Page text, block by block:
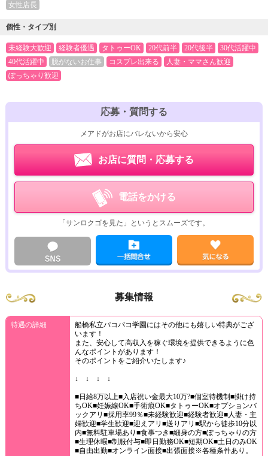
女性店長
個性・タイプ別
未経験大歓迎 経験者優遇 タトゥーOK 20代前半 20代後半
30代活躍中
40代活躍中
脱がないお仕事 コスプレ出来る
人妻・ママさん歓迎
ぽっちゃり歓迎
応募・質問する
メアドがお店にバレないから安心
お店に質問・応募する
電話をかける
「サンロクゴを見た」というとスムーズです。
募集情報
待遇の詳細
船橋私立パコパコ学園にはその他にも嬉しい特典がござ
います！
また、安心して高収入を稼ぐ環境を提供できるように色
んなポイントがあります！
そのポイントをご紹介いたします♪
↓ ↓ ↓ ↓
■日給8万以上■入店祝い金最大10万?■個室待機制■掛け持
ちOK■妊娠線OK■手術痕OK■タトゥーOK■オプションバ
ックアリ■採用率99％■未経験歓迎■経験者歓迎■人妻・主
婦歓迎■学生歓迎■迎えアリ■送りアリ■駅から徒歩10分以
内■無料駐車場あり■食事つき■細身の方■ぽっちゃりの方
■生理休暇■制服付与■即日勤務OK■短期OK■土日のみOK
■自由出勤■オンライン面接■出張面接※各種条件あり。